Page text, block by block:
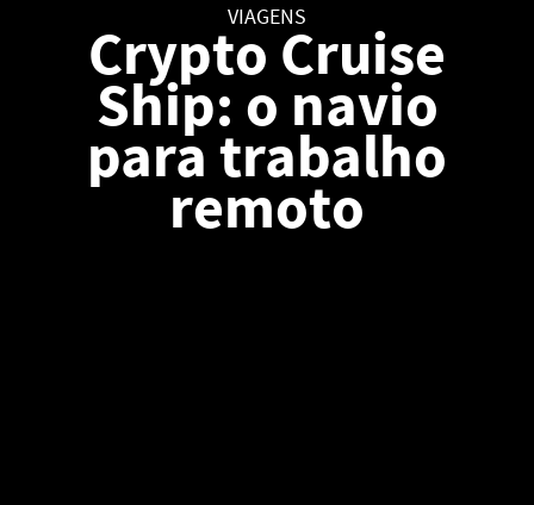
VIAGENS
Crypto Cruise
Ship: o navio
para trabalho
remoto